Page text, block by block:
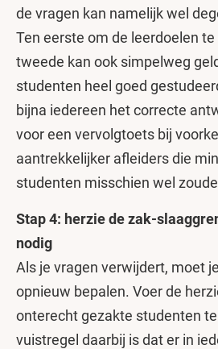
de vragen kan namelijk wel
Ten eerste om de leerdoelen
tweede kan ook simpelweg
studenten heel goed
bijna iedereen het correcte
voor een vervolgtoets bij
aantrekkelijker afleiders die
studenten misschien wel
Stap 4: herzie de zak-
nodig
Als je vragen verwijdert, moet
opnieuw bepalen. Voer de
onterecht gezakte studenten
vuistregel daarbij is dat er in